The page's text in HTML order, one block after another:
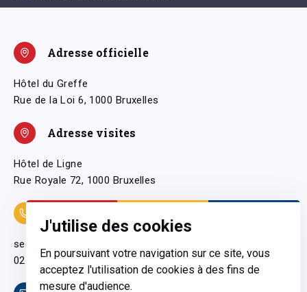
J'utilise des cookies
En poursuivant votre navigation sur ce site, vous
acceptez l'utilisation de cookies à des fins de
mesure d'audience.
Adresse officielle
Hôtel du Greffe
Rue de la Loi 6, 1000 Bruxelles
Adresse visites
Hôtel de Ligne
Rue Royale 72, 1000 Bruxelles
secretariatgeneral@pfwb.be
02 506 38 11